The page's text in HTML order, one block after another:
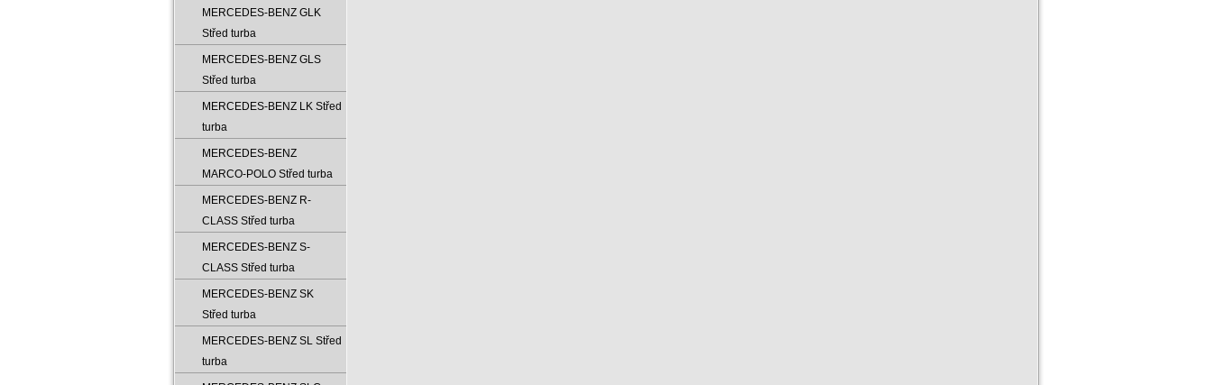
MERCEDES-BENZ GLK
Střed turba
MERCEDES-BENZ GLS
Střed turba
MERCEDES-BENZ LK Střed
turba
MERCEDES-BENZ
MARCO-POLO Střed turba
MERCEDES-BENZ R-
CLASS Střed turba
MERCEDES-BENZ S-
CLASS Střed turba
MERCEDES-BENZ SK
Střed turba
MERCEDES-BENZ SL Střed
turba